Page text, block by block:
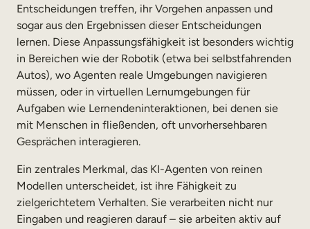
Entscheidungen treffen, ihr Vorgehen anpassen und
sogar aus den Ergebnissen dieser Entscheidungen
lernen. Diese Anpassungsfähigkeit ist besonders wichtig
in Bereichen wie der Robotik (etwa bei selbstfahrenden
Autos), wo Agenten reale Umgebungen navigieren
müssen, oder in virtuellen Lernumgebungen für
Aufgaben wie Lernendeninteraktionen, bei denen sie
mit Menschen in fließenden, oft unvorhersehbaren
Gesprächen interagieren.
Ein zentrales Merkmal, das KI-Agenten von reinen
Modellen unterscheidet, ist ihre Fähigkeit zu
zielgerichtetem Verhalten. Sie verarbeiten nicht nur
Eingaben und reagieren darauf – sie arbeiten aktiv auf